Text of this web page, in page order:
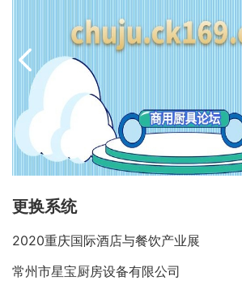
更换系统
2020重庆国际酒店与餐饮产业展
常州市星宝厨房设备有限公司